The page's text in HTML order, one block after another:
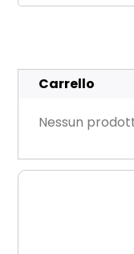
Carrello
Nessun